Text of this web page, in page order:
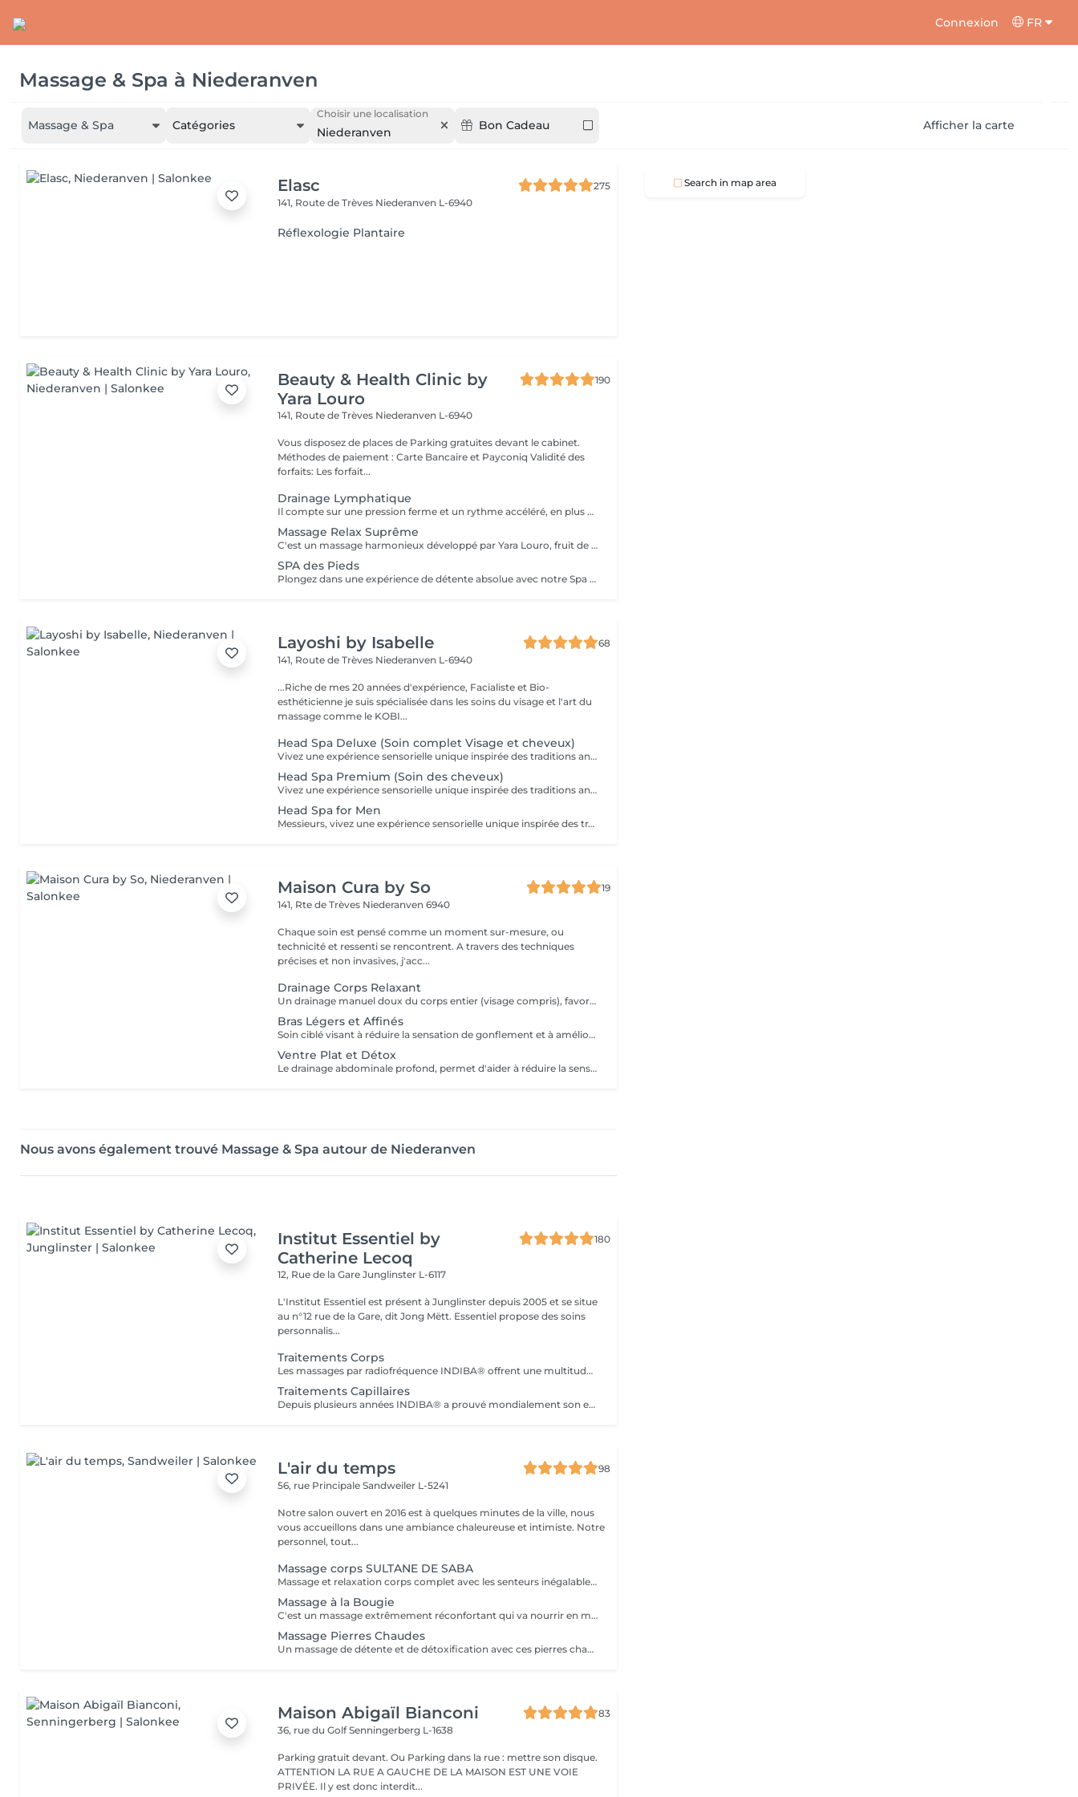
Connexion FR
Massage & Spa à Niederanven
Massage & Spa Catégories
Choisir une localisation
Niederanven Bon Cadeau Afficher la carte
Elasc
275
141, Route de Trèves Niederanven L-6940
Réflexologie Plantaire
Beauty & Health Clinic by
Yara Louro
190
141, Route de Trèves Niederanven L-6940
Vous disposez de places de Parking gratuites devant le cabinet.
Méthodes de paiement : Carte Bancaire et Payconiq Validité des
forfaits: Les forfait...
Drainage Lymphatique
Il compte sur une pression ferme et un rythme accéléré, en plus de pompages et des manuvres exclusives qui permettent des résultats immédiats. Cette technique réduit les oedèmes, active la circulation sanguine et potentialise un réseau complexe de vaisseaux où passent les fluides corporels, réduisant ainsi la tant redoutée cellulite. Le résultat est un corps moins gonflé et galbé avec un métabolisme plus accéléré et, donc, une sensation de bien-être.
Massage Relax Suprême
C'est un massage harmonieux développé par Yara Louro, fruit de ses années d'expérience. Ce massage qui rassure le corps, l'esprit et l'âme, a été particulièrement développé pour fournir une relaxation totale des sens, vous transportant vers un état de bien-être parfait. Vous découvrirez tous ses secrets lors de votre séance.
SPA des Pieds
Plongez dans une expérience de détente absolue avec notre Spa des Pieds, un rituel d'exception dédié au bien-être et à l'élégance. Vos pieds sont délicatement immergés dans un bain sensoriel enrichi en sels précieux et actifs relaxants, favorisant la détente profonde et la revitalisation. Le soin se poursuit par une exfoliation raffinée qui révèle une peau douce et soyeuse, suivie d'un massage expert aux gestes lents et enveloppants, libérant les tensions et rééquilibrant les énergies. Véritable moment de luxe et de sérénité, ce soin procure une sensation de légèreté durable et un confort absolu.
Layoshi by Isabelle
68
141, Route de Trèves Niederanven L-6940
...Riche de mes 20 années d'expérience, Facialiste et Bio-
esthéticienne je suis spécialisée dans les soins du visage et l'art du
massage comme le KOBI...
Head Spa Deluxe (Soin complet Visage et cheveux)
Vivez une expérience sensorielle unique inspirée des traditions anciennes japonaises dédiées au soin du corps et à l'apaisement de l'esprit. Le Head Spa combine soin des cheveux et du visage pour améliorer la revitalisation du cuir chevelu tout en favorisant la réduction du stress et la relaxation générale: - Démaquillage du visage - Massage du visage manuel "coup d'éclat" - Massage manuel des épaules, de la nuque et du cuir chevelu à l'huile précieuse et utilisation de différents outils - Fontaine d'eau chaude - Masque visage hydratant - Shampoing - Masque capillaire sous bain de vapeur + sérum - Massage des mains et des bras. - Crème + Sérum visage hydradants - Séchage des cheveux (15 minutes)
Head Spa Premium (Soin des cheveux)
Vivez une expérience sensorielle unique inspirée des traditions anciennes japonaises dédiées au soin du corps et à l'apaisement de l'esprit. Le Head Spa combine soin des cheveux et du visage pour améliorer la revitalisation du cuir chevelu tout en favorisant la réduction du stress et la relaxation générale: - Démaquillage du visage - Massage manuel des épaules, de la nuque et du cuir chevelu à l'huile précieuse et utilisation de différents outils - Fontaine d'eau chaude - Shampoing - Masque capillaire sous bain de vapeur + sérum - Massage des mains et des bras. - Séchage des cheveux (15 minutes)
Head Spa for Men
Messieurs, vivez une expérience sensorielle unique inspirée des traditions anciennes japonaises dédiées au soin du corps et à l'apaisement de l'esprit adapté à votre peau. Le Head Spa combine soin des cheveux et du visage pour améliorer la revitalisation du cuir chevelu tout en favorisant la réduction du stress et la relaxation générale: - Soin du visage (nettoyage, massage, masque et/ou soin de la barbe) - Massage manuel des épaules, de la nuque et du cuir chevelu à l'huile précieuse et utilisation de différents outils - Fontaine d'eau chaude - Shampoing - Sérum capillaire - Séchage des cheveux
Maison Cura by So
19
141, Rte de Trèves Niederanven 6940
Chaque soin est pensé comme un moment sur-mesure, ou
technicité et ressenti se rencontrent. A travers des techniques
précises et non invasives, j'acc...
Drainage Corps Relaxant
Un drainage manuel doux du corps entier (visage compris), favorisant la détente profonde, la circulation lymphatique et la sensation de légèreté. Idéal en période de stress, de fatigue, ou lorsque le corps a besoin d'un véritable moment de récupération.
Bras Légers et Affinés
Soin ciblé visant à réduire la sensation de gonflement et à améliorer le confort des bras. Favorise la circulation et procure une sensation de légèreté immédiate.
Ventre Plat et Détox
Le drainage abdominale profond, permet d'aider à réduire la sensation de gonflement liée à plusieurs facteurs (stress, déséquilibre hormonal, inflammation chronique, problèmes digestifs, diastasis). Ce soin procure un véritable relâchement des tensions abdominales procurant un sentiment de bien être immédiat après la séance.
Nous avons également trouvé Massage & Spa autour de Niederanven
Institut Essentiel by
Catherine Lecoq
180
12, Rue de la GareJunglinster L-6117
L'Institut Essentiel est présent à Junglinster depuis 2005 et se situe
au n°12 rue de la Gare, dit Jong Mëtt. Essentiel propose des soins
personnalis...
Traitements Corps
Les massages par radiofréquence INDIBA® offrent une multitudes de bienfaits. De la relaxation au massage anti-cellulite et raffermissant, INDIBA® traite en douceur et efficacement. L'action en profondeur de la technologie de radiofréquence stimule la production de collagène, améliore le tonus musculaire et la circulation sanguine et renforce les défenses naturelles de la peau. Dès le premier massage vous ressentirez la différence et constater les premiers effets. Pour vous informer sur les effets et les traitements avec la méthode INDIBA® vous pouvez réserver un rendez-vous informatif. Le traitement ne convient pas si vous: - êtes en ceinte - portez un pacemaker - souffrez de thrombose, phlébite - troubles vasculaires graves - êtes traité pour un cancer (demandez avis médical)
Traitements Capillaires
Depuis plusieurs années INDIBA® a prouvé mondialement son efficacité à lutter contre la dégénérescence cellulaire (vieillissement cellulaire). La technologie de INDIBA® Haiwave a été spécifiquement conçue pour traiter le problème de la chute des cheveux du au vieillissement ou en raison de problèmes hormonaux. En activant la micro circulation, les racines des cheveux sont intensément nourries en oxygène et peuvent se régénérer très rapidement. Le poil sort ainsi de sa phase de repos et peut repousser. Progressivement (à p.de 4 séances) les premiers cheveux sont visibles. Le traitement doit impérativement se réaliser 3-4 fois par semaines sur une durée de 1mois (revitalisation, cheveux fins, prévention anti-chute) ou 2 mois pour la perte de cheveux et calvitie. Nous proposons un forfait de 12 séances avec une remise immédiate de 15%. 1 à 2 cure de 12 séances sont conseillés à intervalle de 4-6 semaines. N'hésitez pas à nous contacter pour plus d'information ou réserver votre séance d'information (gratuite) en ligne.
L'air du temps
98
56, rue PrincipaleSandweiler L-5241
Notre salon ouvert en 2016 est à quelques minutes de la ville, nous
vous accueillons dans une ambiance chaleureuse et intimiste. Notre
personnel, tout...
Massage corps SULTANE DE SABA
Massage et relaxation corps complet avec les senteurs inégalables de notre gamme artisanale et ancestrale de 'Sultane de Saba'. Pour vous faire plaisir ou pour offrir un moment de détente et bien-être.
Massage à la Bougie
C'est un massage extrêmement réconfortant qui va nourrir en même temps votre peau avec les propriétés de la bougie de massage. Vous voyagerez avec les senteurs inégalables de la gamme 'Sultane de Saba' . Idéalement à faire durant les mois d'hiver.
Massage Pierres Chaudes
Un massage de détente et de détoxification avec ces pierres chaudes de basalte qui vont détendre vos muscles et vous donneront une sensation de bien-être. Eviter de le faire en été car sensation de chaleur assez intense.
Maison Abigaïl Bianconi
83
36, rue du GolfSenningerberg L-1638
Parking gratuit devant. Ou Parking dans la rue : mettre son disque.
ATTENTION LA RUE A GAUCHE DE LA MAISON EST UNE VOIE
PRIVÉE. Il y est donc interdit...
Search in map area